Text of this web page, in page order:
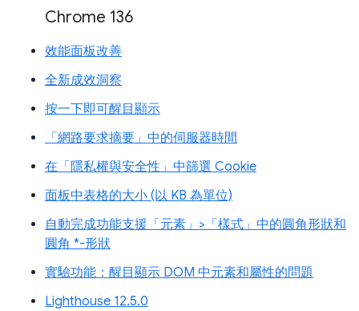
Chrome 136
效能面板改善
全新成效洞察
按一下即可醒目顯示
「網路要求摘要」中的伺服器時間
在「隱私權與安全性」中篩選 Cookie
面板中表格的大小 (以 KB 為單位)
自動完成功能支援「元素」>「樣式」中的圓角形狀和
圓角 *-形狀
實驗功能：醒目顯示 DOM 中元素和屬性的問題
Lighthouse 12.5.0